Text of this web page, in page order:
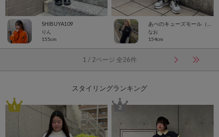
SHIBUYA109
りん
155cm
なお
154cm
1 / 2ページ 全26件
スタイリングランキング
1 2